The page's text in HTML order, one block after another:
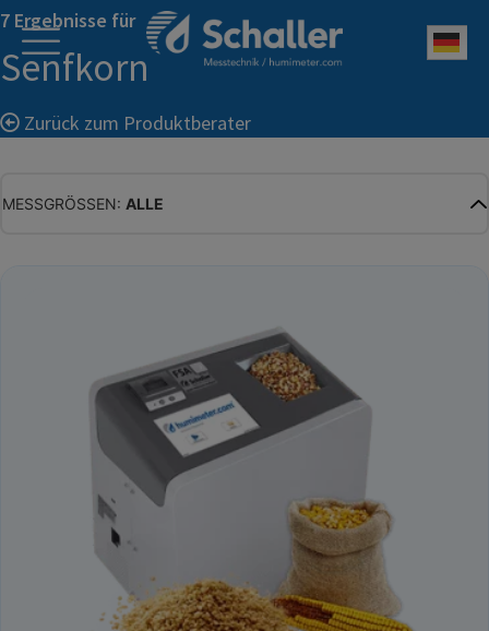
7 Ergebnisse für
Senfkorn
Zurück zum Produktberater
MESSGRÖSSEN: ALLE
ABSOLUTE FEUCHTE
TEMPERATUR
GLEICHGEWICHTSFEUCHTE
WASSERAKTIVITÄT
TROCKENSUBSTANZ
HEKTOLITERGEWICHT
TAUPUNKT
SCHÜTTDICHTE
GEWICHT / MASSE